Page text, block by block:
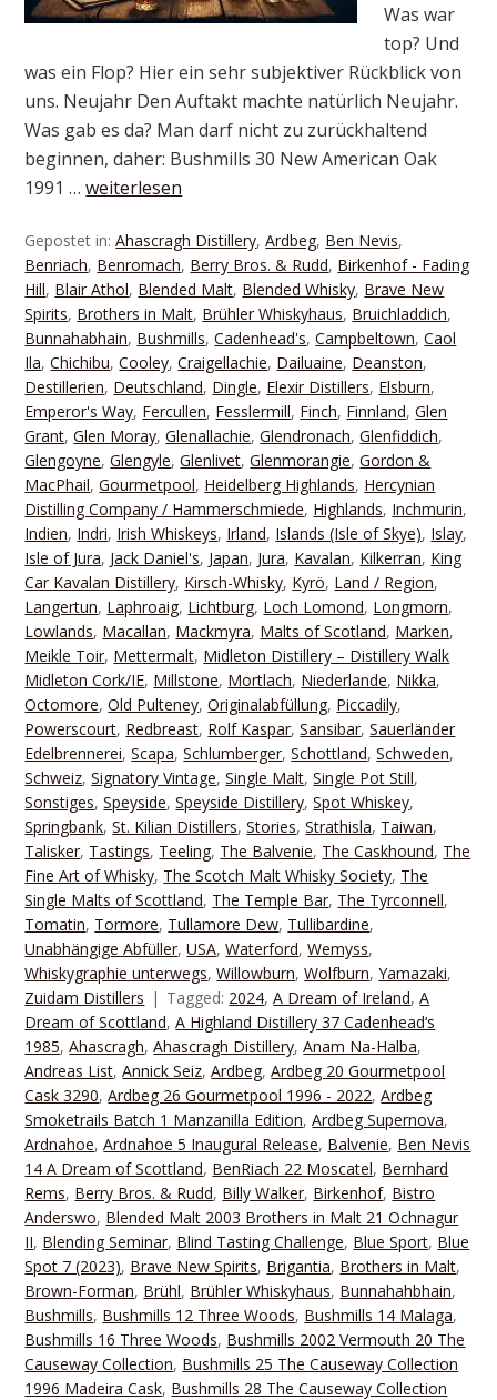
Was war
top? Und
was ein Flop? Hier ein sehr subjektiver Rückblick von
uns. Neujahr Den Auftakt machte natürlich Neujahr.
Was gab es da? Man darf nicht zu zurückhaltend
beginnen, daher: Bushmills 30 New American Oak
1991 …weiterlesen
Gepostet in:Ahascragh Distillery,Ardbeg, Ben Nevis,
Benriach, Benromach, Berry Bros. & Rudd, Birkenhof - Fading
Hill, Blair Athol, Blended Malt, Blended Whisky, Brave New
Spirits, Brothers in Malt, Brühler Whiskyhaus, Bruichladdich,
Bunnahabhain, Bushmills,Cadenhead's,Campbeltown,Caol
Ila,Chichibu,Cooley,Craigellachie, Dailuaine, Deanston,
Destillerien, Deutschland, Dingle, Elexir Distillers, Elsburn,
Emperor's Way, Fercullen, Fesslermill, Finch, Finnland,Glen
Grant,Glen Moray,Glenallachie,Glendronach,Glenfiddich,
Glengoyne,Glengyle,Glenlivet,Glenmorangie,Gordon &
MacPhail,Gourmetpool, Heidelberg Highlands, Hercynian
Distilling Company / Hammerschmiede, Highlands, Inchmurin,
Indien, Indri, Irish Whiskeys, Irland, Islands (Isle of Skye), Islay,
Isle of Jura, Jack Daniel's, Japan, Jura, Kavalan, Kilkerran, King
Car Kavalan Distillery, Kirsch-Whisky, Kyrö, Land / Region,
Langertun, Laphroaig, Lichtburg, Loch Lomond, Longmorn,
Lowlands, Macallan, Mackmyra, Malts of Scotland, Marken,
Meikle Toir, Mettermalt, Midleton Distillery – Distillery Walk
Midleton Cork/IE, Millstone, Mortlach, Niederlande, Nikka,
Octomore,Old Pulteney,Originalabfüllung, Piccadily,
Powerscourt, Redbreast, Rolf Kaspar,Sansibar,Sauerländer
Edelbrennerei,Scapa,Schlumberger,Schottland,Schweden,
Schweiz,Signatory Vintage,Single Malt,Single Pot Still,
Sonstiges,Speyside,Speyside Distillery,Spot Whiskey,
Springbank,St. Kilian Distillers,Stories,Strathisla, Taiwan,
Talisker, Tastings, Teeling, The Balvenie, The Caskhound, The
Fine Art of Whisky, The Scotch Malt Whisky Society, The
Single Malts of Scottland, The Temple Bar, The Tyrconnell,
Tomatin, Tormore, Tullamore Dew, Tullibardine,
Unabhängige Abfüller,USA,Waterford,Wemyss,
Whiskygraphie unterwegs,Willowburn,Wolfburn,Yamazaki,
Zuidam Distillers
Tagged: 2024,A Dream of Ireland,A
Dream of Scottland,A Highland Distillery 37 Cadenhead‘s
1985,Ahascragh,Ahascragh Distillery,Anam Na-Halba,
Andreas List,Annick Seiz,Ardbeg,Ardbeg 20 Gourmetpool
Cask 3290,Ardbeg 26 Gourmetpool 1996 - 2022,Ardbeg
Smoketrails Batch 1 Manzanilla Edition,Ardbeg Supernova,
Ardnahoe,Ardnahoe 5 Inaugural Release, Balvenie, Ben Nevis
14 A Dream of Scottland, BenRiach 22 Moscatel, Bernhard
Rems, Berry Bros. & Rudd, Billy Walker, Birkenhof, Bistro
Anderswo, Blended Malt 2003 Brothers in Malt 21 Ochnagur
II, Blending Seminar, Blind Tasting Challenge, Blue Sport, Blue
Spot 7 (2023), Brave New Spirits, Brigantia, Brothers in Malt,
Brown-Forman, Brühl, Brühler Whiskyhaus, Bunnahahbhain,
Bushmills, Bushmills 12 Three Woods, Bushmills 14 Malaga,
Bushmills 16 Three Woods, Bushmills 2002 Vermouth 20 The
Causeway Collection, Bushmills 25 The Causeway Collection
1996 Madeira Cask, Bushmills 28 The Causeway Collection